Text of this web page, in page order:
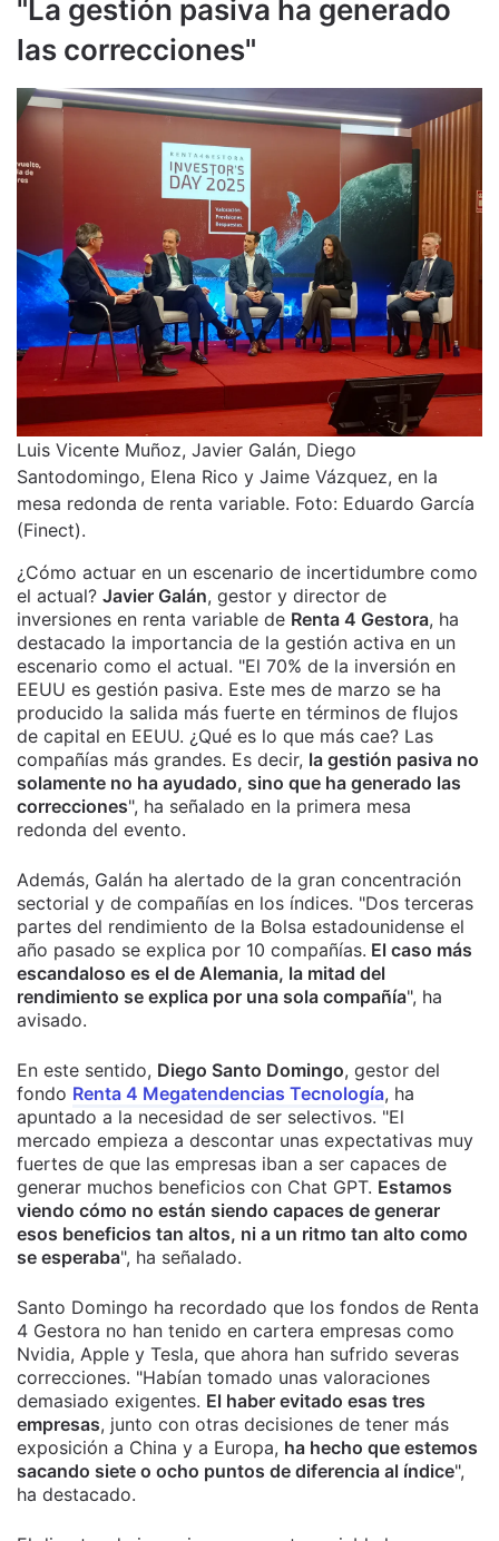
"La gestión pasiva ha generado
las correcciones"
Luis Vicente Muñoz, Javier Galán, Diego
Santodomingo, Elena Rico y Jaime Vázquez, en la
mesa redonda de renta variable. Foto: Eduardo García
(Finect).
¿Cómo actuar en un escenario de incertidumbre como
el actual? Javier Galán, gestor y director de
inversiones en renta variable de Renta 4 Gestora, ha
destacado la importancia de la gestión activa en un
escenario como el actual. "El 70% de la inversión en
EEUU es gestión pasiva. Este mes de marzo se ha
producido la salida más fuerte en términos de flujos
de capital en EEUU. ¿Qué es lo que más cae? Las
compañías más grandes. Es decir, la gestión pasiva no
solamente no ha ayudado, sino que ha generado las
correcciones", ha señalado en la primera mesa
redonda del evento.
Además, Galán ha alertado de la gran concentración
sectorial y de compañías en los índices. "Dos terceras
partes del rendimiento de la Bolsa estadounidense el
año pasado se explica por 10 compañías. El caso más
escandaloso es el de Alemania, la mitad del
rendimiento se explica por una sola compañía", ha
avisado.
En este sentido, Diego Santo Domingo, gestor del
fondo Renta 4 Megatendencias Tecnología, ha
apuntado a la necesidad de ser selectivos. "El
mercado empieza a descontar unas expectativas muy
fuertes de que las empresas iban a ser capaces de
generar muchos beneficios con Chat GPT. Estamos
viendo cómo no están siendo capaces de generar
esos beneficios tan altos, ni a un ritmo tan alto como
se esperaba", ha señalado.
Santo Domingo ha recordado que los fondos de Renta
4 Gestora no han tenido en cartera empresas como
Nvidia, Apple y Tesla, que ahora han sufrido severas
correcciones. "Habían tomado unas valoraciones
demasiado exigentes. El haber evitado esas tres
empresas, junto con otras decisiones de tener más
exposición a China y a Europa, ha hecho que estemos
sacando siete o ocho puntos de diferencia al índice",
ha destacado.